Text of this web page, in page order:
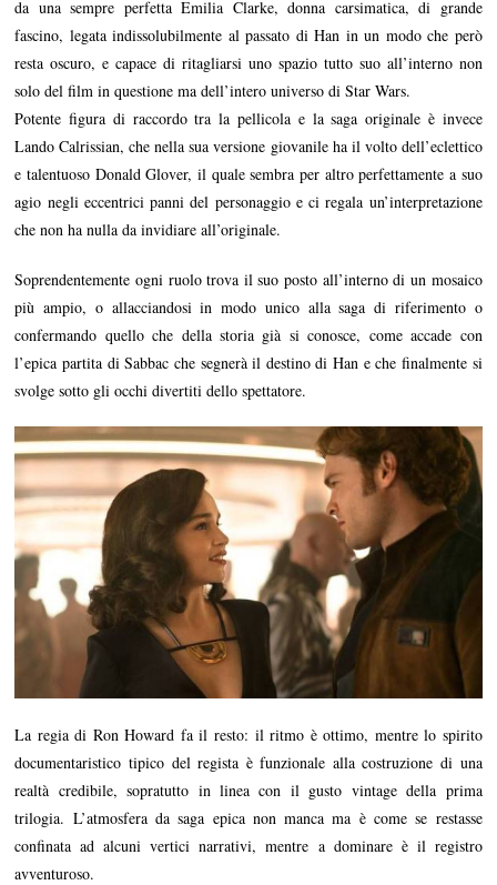
da una sempre perfetta Emilia Clarke, donna carsimatica, di grande
fascino, legata indissolubilmente al passato di Han in un modo che però
resta oscuro, e capace di ritagliarsi uno spazio tutto suo all’interno non
solo del film in questione ma dell’intero universo di Star Wars.
Potente figura di raccordo tra la pellicola e la saga originale è invece
Lando Calrissian, che nella sua versione giovanile ha il volto dell’eclettico
e talentuoso Donald Glover, il quale sembra per altro perfettamente a suo
agio negli eccentrici panni del personaggio e ci regala un’interpretazione
che non ha nulla da invidiare all’originale.
Soprendentemente ogni ruolo trova il suo posto all’interno di un mosaico
più ampio, o allacciandosi in modo unico alla saga di riferimento o
confermando quello che della storia già si conosce, come accade con
l’epica partita di Sabbac che segnerà il destino di Han e che finalmente si
svolge sotto gli occhi divertiti dello spettatore.
La regia di Ron Howard fa il resto: il ritmo è ottimo, mentre lo spirito
documentaristico tipico del regista è funzionale alla costruzione di una
realtà credibile, sopratutto in linea con il gusto vintage della prima
trilogia. L’atmosfera da saga epica non manca ma è come se restasse
confinata ad alcuni vertici narrativi, mentre a dominare è il registro
avventuroso.